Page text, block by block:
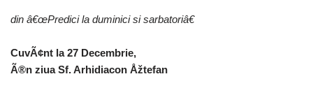
din â€œPredici la duminici si sarbatoriâ€
CuvÃ¢nt la 27 Decembrie,
Ã®n ziua Sf. Arhidiacon Åžtefan